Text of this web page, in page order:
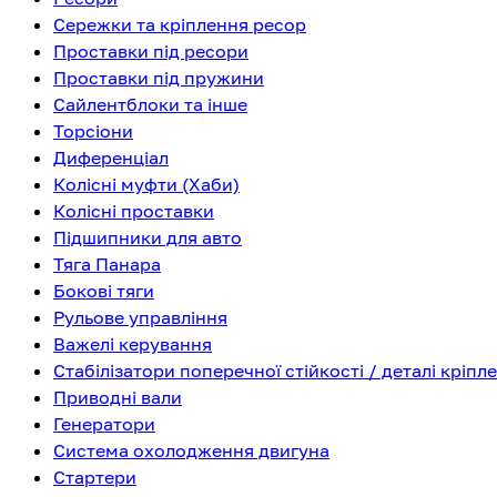
Сережки та кріплення ресор
Проставки під ресори
Проставки під пружини
Сайлентблоки та інше
Торсіони
Диференціал
Колісні муфти (Хаби)
Колісні проставки
Підшипники для авто
Тяга Панара
Бокові тяги
Рульове управління
Важелі керування
Стабілізатори поперечної стійкості / деталі
Приводні вали
Генератори
Система охолодження двигуна
Стартери